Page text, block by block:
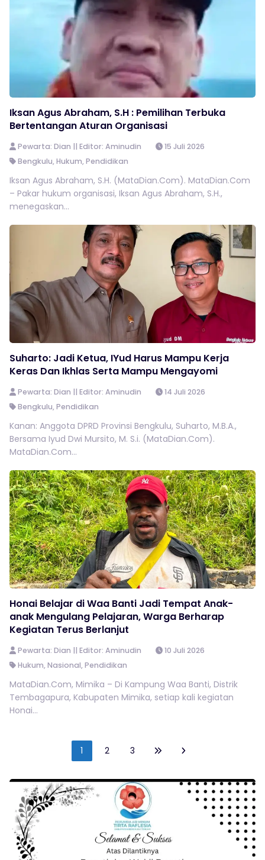
Iksan Agus Abraham, S.H : Pemilihan Terbuka
Bertentangan Aturan Organisasi
Pewarta: Dian || Editor: Aminudin
15 Juli 2026
Bengkulu, Hukum, Pendidikan
Iksan Agus Abraham, S.H. (MataDian.Com). MataDian.Com
– Pakar hukum organisasi, Iksan Agus Abraham, S.H.,
menegaskan...
Suharto: Jadi Ketua, IYud Harus Mampu Kerja
Keras Dan Ikhlas Serta Mampu Mengayomi
Pewarta: Dian || Editor: Aminudin
14 Juli 2026
Bengkulu, Pendidikan
Kanan: Anggota DPRD Provinsi Bengkulu, Suharto, M.B.A.,
Bersama Iyud Dwi Mursito, M. S.i. (MataDian.Com).
MataDian.Com...
Honai Belajar di Waa Banti Jadi Tempat Anak-
anak Mengulang Pelajaran, Warga Berharap
Kegiatan Terus Berlanjut
Pewarta: Dian || Editor: Aminudin
10 Juli 2026
Hukum, Nasional, Pendidikan
MataDian.Com, Mimika – Di Kampung Waa Banti, Distrik
Tembagapura, Kabupaten Mimika, setiap kali kegiatan
Honai...
1 2 3